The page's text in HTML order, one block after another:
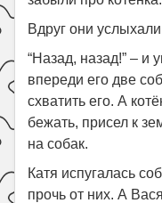
Вдруг они
“Назад, назад!” – и
впереди его две
схватить его. А
бежать, присел к
на собак.
Катя испугалась
прочь от них. А